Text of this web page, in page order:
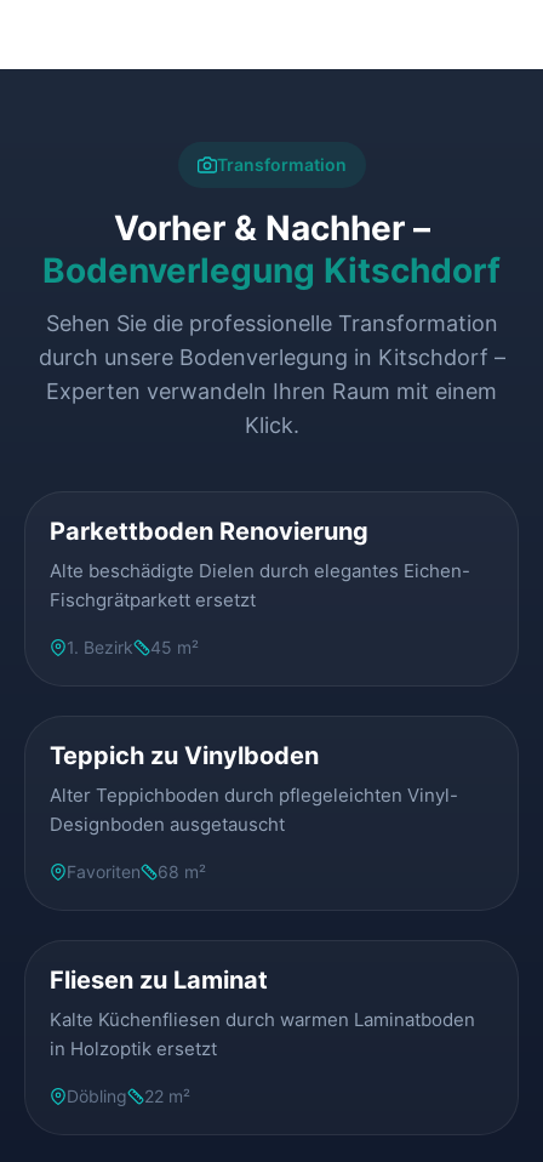
Transformation
Vorher & Nachher –
Bodenverlegung Kitschdorf
Sehen Sie die professionelle Transformation
durch unsere Bodenverlegung in Kitschdorf –
Experten verwandeln Ihren Raum mit einem
Klick.
Parkettboden Renovierung
Alte beschädigte Dielen durch elegantes Eichen-
Fischgrätparkett ersetzt
1. Bezirk 45 m²
Teppich zu Vinylboden
Alter Teppichboden durch pflegeleichten Vinyl-
Designboden ausgetauscht
Favoriten 68 m²
Fliesen zu Laminat
Kalte Küchenfliesen durch warmen Laminatboden
in Holzoptik ersetzt
Döbling 22 m²